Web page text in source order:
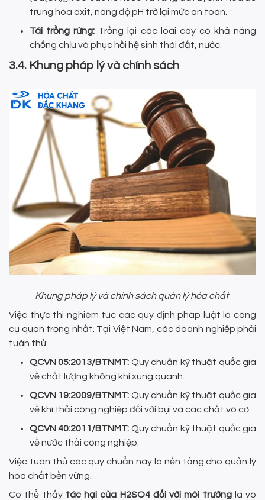
trung hòa axit, nâng độ pH trở lại mức an toàn.
Tái trồng rừng: Trồng lại các loài cây có khả năng
chống chịu và phục hồi hệ sinh thái đất, nước.
3.4. Khung pháp lý và chính sách
Khung pháp lý và chính sách quản lý hóa chất
Việc thực thi nghiêm túc các quy định pháp luật là công
cụ quan trọng nhất. Tại Việt Nam, các doanh nghiệp phải
tuân thủ:
QCVN 05:2013/BTNMT: Quy chuẩn kỹ thuật quốc gia
về chất lượng không khí xung quanh.
QCVN 19:2009/BTNMT: Quy chuẩn kỹ thuật quốc gia
về khí thải công nghiệp đối với bụi và các chất vô cơ.
QCVN 40:2011/BTNMT: Quy chuẩn kỹ thuật quốc gia
về nước thải công nghiệp.
Việc tuân thủ các quy chuẩn này là nền tảng cho quản lý
hóa chất bền vững.
Có thể thấy tác hại của H2SO4 đối với môi trườnglà vô